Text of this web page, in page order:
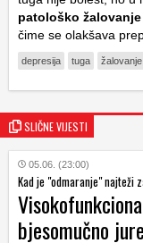
patološko
čime se olakšava
depresija tuga žalovanje
SLIČNE VIJESTI
05.06. (23:00)
Kad je "odmaranje" najteži
bjesomučno